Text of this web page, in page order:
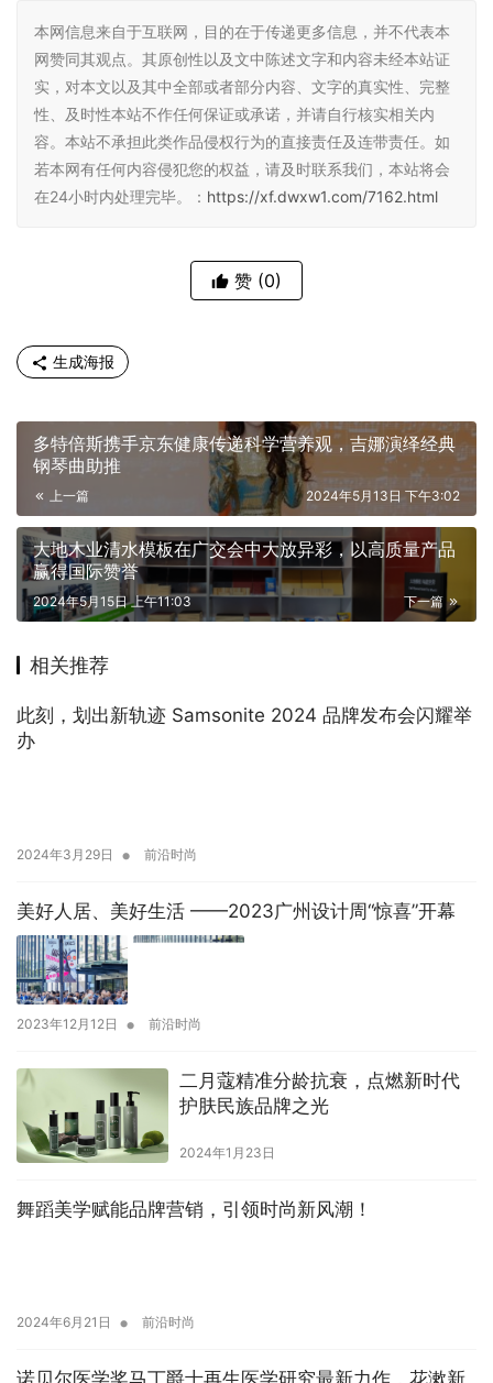
本网信息来自于互联网，目的在于传递更多信息，并不代表本
网赞同其观点。其原创性以及文中陈述文字和内容未经本站证
实，对本文以及其中全部或者部分内容、文字的真实性、完整
性、及时性本站不作任何保证或承诺，并请自行核实相关内
容。本站不承担此类作品侵权行为的直接责任及连带责任。如
若本网有任何内容侵犯您的权益，请及时联系我们，本站将会
在24小时内处理完毕。： https://xf.dwxw1.com/7162.html
赞 (0)
生成海报
多特倍斯携手京东健康传递科学营养观，吉娜演绎经典
钢琴曲助推
上一篇 2024年5月13日 下午3:02
大地木业清水模板在广交会中大放异彩，以高质量产品
赢得国际赞誉
下一篇
2024年5月15日 上午11:03
相关推荐
此刻，划出新轨迹 Samsonite 2024 品牌发布会闪耀举
办
2024年3月29日 • 前沿时尚
美好人居、美好生活 ——2023广州设计周“惊喜”开幕
2023年12月12日 • 前沿时尚
二月蔻精准分龄抗衰，点燃新时代
护肤民族品牌之光
2024年1月23日
舞蹈美学赋能品牌营销，引领时尚新风潮！
2024年6月21日 • 前沿时尚